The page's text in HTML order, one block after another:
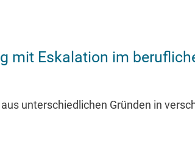
mit Eskalation im
unterschiedlichen Gründen in